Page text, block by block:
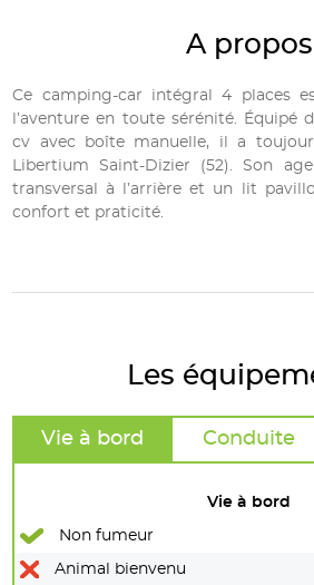
A propos
Ce camping-car intégral 4 places
l’aventure en toute sérénité. Équipé
cv avec boîte manuelle, il a
Libertium Saint-Dizier (52). Son
transversal à l’arrière et un lit
confort et praticité.
Les
Vie à bord Conduite
Vie à bord
Non fumeur
Animal bienvenu